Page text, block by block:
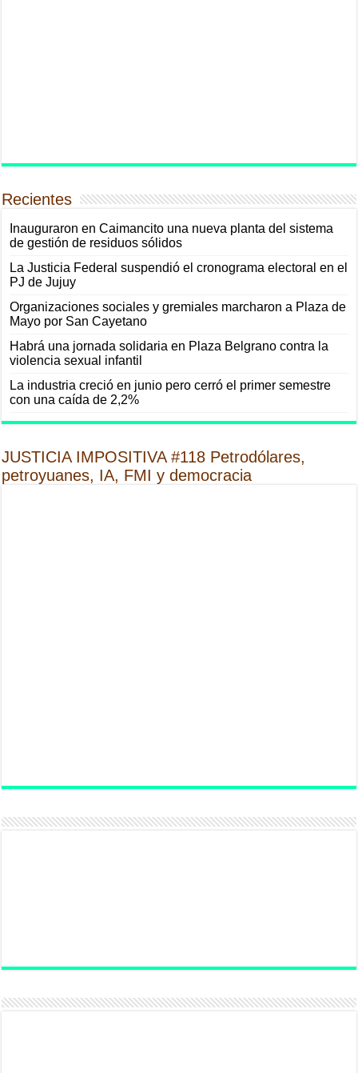
Recientes
Inauguraron en Caimancito una nueva planta del sistema
de gestión de residuos sólidos
La Justicia Federal suspendió el cronograma electoral en el
PJ de Jujuy
Organizaciones sociales y gremiales marcharon a Plaza de
Mayo por San Cayetano
Habrá una jornada solidaria en Plaza Belgrano contra la
violencia sexual infantil
La industria creció en junio pero cerró el primer semestre
con una caída de 2,2%
JUSTICIA IMPOSITIVA #118 Petrodólares,
petroyuanes, IA, FMI y democracia